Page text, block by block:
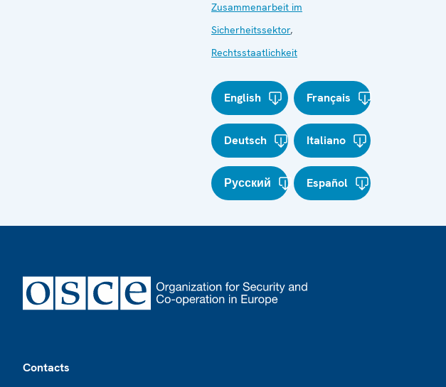
Zusammenarbeit im
Sicherheitssektor,
Rechtsstaatlichkeit
English Français
Deutsch Italiano
Русский Español
Contacts